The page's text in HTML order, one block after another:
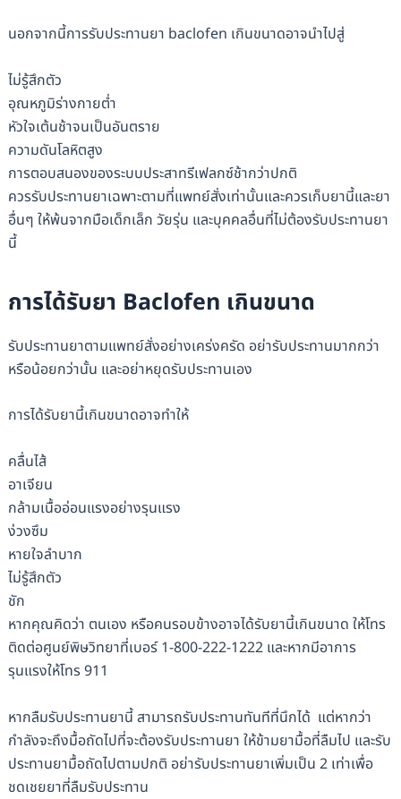
นอกจากนี้การรับประทานยา baclofen เกินขนาดอาจนำไปสู่
ไม่รู้สึกตัว
อุณหภูมิร่างกายต่ำ
หัวใจเต้นช้าจนเป็นอันตราย
ความดันโลหิตสูง
การตอบสนองของระบบประสาทรีเฟลกซ์ช้ากว่าปกติ
ควรรับประทานยาเฉพาะตามที่แพทย์สั่งเท่านั้นและควรเก็บยานี้และยา
อื่นๆ ให้พ้นจากมือเด็กเล็ก วัยรุ่น และบุคคลอื่นที่ไม่ต้องรับประทานยา
นี้
การได้รับยา Baclofen เกินขนาด
รับประทานยาตามแพทย์สั่งอย่างเคร่งครัด อย่ารับประทานมากกว่า
หรือน้อยกว่านั้น และอย่าหยุดรับประทานเอง
การได้รับยานี้เกินขนาดอาจทำให้
คลื่นไส้
อาเจียน
กล้ามเนื้ออ่อนแรงอย่างรุนแรง
ง่วงซึม
หายใจลำบาก
ไม่รู้สึกตัว
ชัก
หากคุณคิดว่า ตนเอง หรือคนรอบข้างอาจได้รับยานี้เกินขนาด ให้โทร
ติดต่อศูนย์พิษวิทยาที่เบอร์ 1-800-222-1222 และหากมีอาการ
รุนแรงให้โทร 911
หากลืมรับประทานยานี้ สามารถรับประทานทันทีที่นึกได้ แต่หากว่า
กำลังจะถึงมื้อถัดไปที่จะต้องรับประทานยา ให้ข้ามยามื้อที่ลืมไป และรับ
ประทานยามื้อถัดไปตามปกติ อย่ารับประทานยาเพิ่มเป็น 2 เท่าเพื่อ
ชดเชยยาที่ลืมรับประทาน